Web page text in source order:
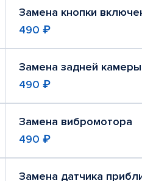
Замена кнопки
490 ₽
Замена задней камеры
490 ₽
Замена вибромотора
490 ₽
Замена датчика